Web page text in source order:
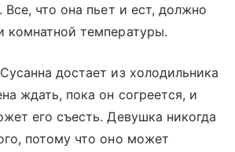
что она пьет и ест, должно
комнатной температуры.
достает из холодильника
ждать, пока он согреется, и
его съесть. Девушка никогда
потому что оно может